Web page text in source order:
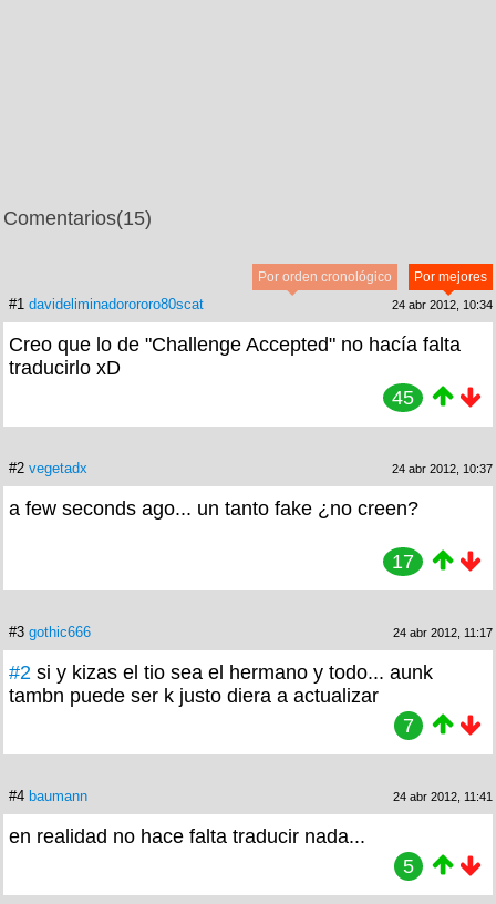
Comentarios(15)
Por mejores
Por orden cronológico
#1 davideliminadorororo80scat 24 abr 2012, 10:34
Creo que lo de "Challenge Accepted" no hacía falta
traducirlo xD
45
#2 vegetadx 24 abr 2012, 10:37
a few seconds ago... un tanto fake ¿no creen?
17
#3 gothic666 24 abr 2012, 11:17
#2 si y kizas el tio sea el hermano y todo... aunk
tambn puede ser k justo diera a actualizar
7
#4 baumann 24 abr 2012, 11:41
en realidad no hace falta traducir nada...
5